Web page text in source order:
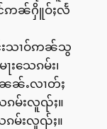
င်ဢၼ်ႁိူဝ်ႈလႅ
းသၢဝ်ဢၼ်သွ
းသေၵမ်း၊
ၼၼ်ႉလၢတ်ႈ
ၵမ်းလူၺ်ႈ။
ၵမ်းလူၺ်ႈ။